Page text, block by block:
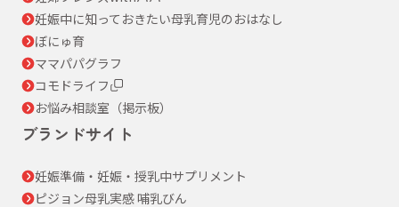
妊娠中に知っておきたい母乳育児のおはなし
ぼにゅ育
ママパパグラフ
コモドライフ
お悩み相談室（掲示板）
ブランドサイト
妊娠準備・妊娠・授乳中サプリメント
ピジョン母乳実感 哺乳びん